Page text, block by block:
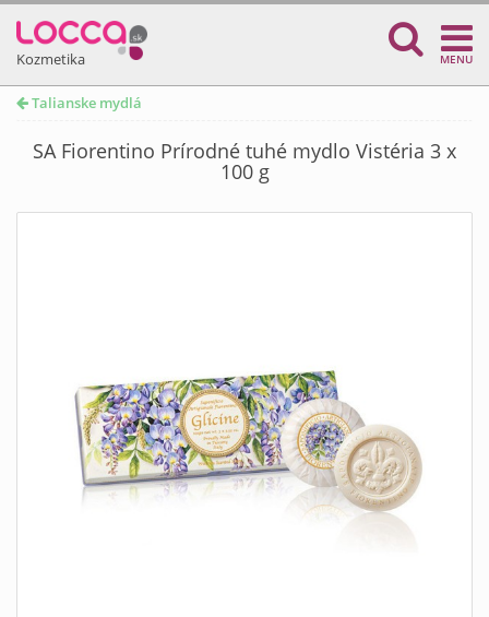
Kozmetika MENU
Talianske mydlá
SA Fiorentino Prírodné tuhé mydlo Vistéria 3 x
100 g